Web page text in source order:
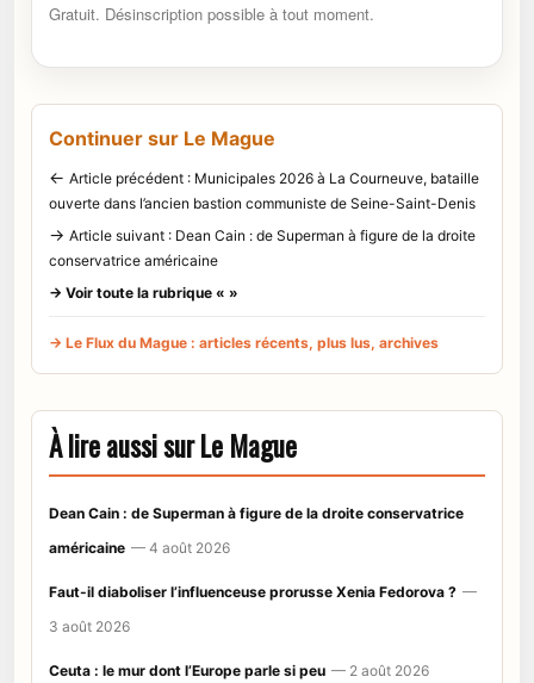
Gratuit. Désinscription possible à tout moment.
Continuer sur Le Mague
← Article précédent : Municipales 2026 à La Courneuve, bataille
ouverte dans l’ancien bastion communiste de Seine-Saint-Denis
→ Article suivant : Dean Cain : de Superman à figure de la droite
conservatrice américaine
→ Voir toute la rubrique « »
→ Le Flux du Mague : articles récents, plus lus, archives
À lire aussi sur Le Mague
Dean Cain : de Superman à figure de la droite conservatrice
américaine — 4 août 2026
Faut-il diaboliser l’influenceuse prorusse Xenia Fedorova ? —
3 août 2026
Ceuta : le mur dont l’Europe parle si peu — 2 août 2026